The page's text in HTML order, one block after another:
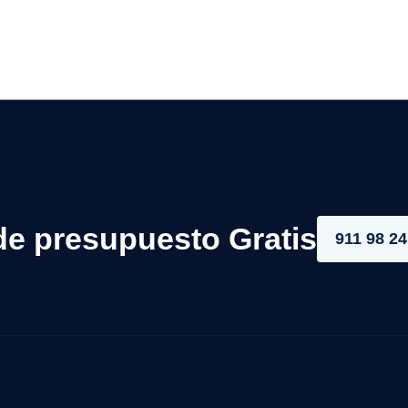
presupuesto Gratis 911 98